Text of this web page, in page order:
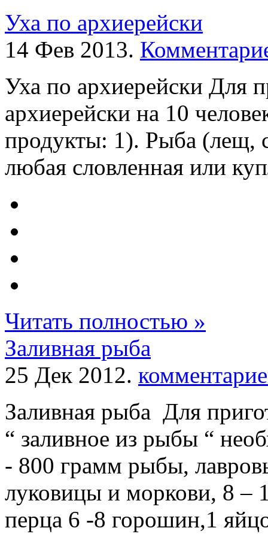
Уха по архиерейски
14 Фев 2013.
Уха по архиерейски Для
архиерейски на 10
продукты: 1). Рыба (лещ,
любая словленная или
Читать полностью »
Заливная рыба
25 Дек 2012.
Заливная рыба Для
“ заливное из рыбы “
- 800 грамм рыбы,
луковицы и моркови, 8 –
перца 6 -8 горошин,1